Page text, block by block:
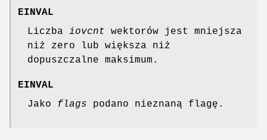
EINVAL
Liczba iovcnt wektorów jest mniejsza
niż zero lub większa niż
dopuszczalne maksimum.
EINVAL
Jako flags podano nieznaną flagę.